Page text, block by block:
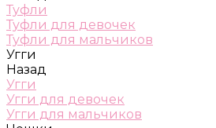
Туфли
Туфли для девочек
Туфли для мальчиков
Угги
Назад
Угги
Угги для девочек
Угги для мальчиков